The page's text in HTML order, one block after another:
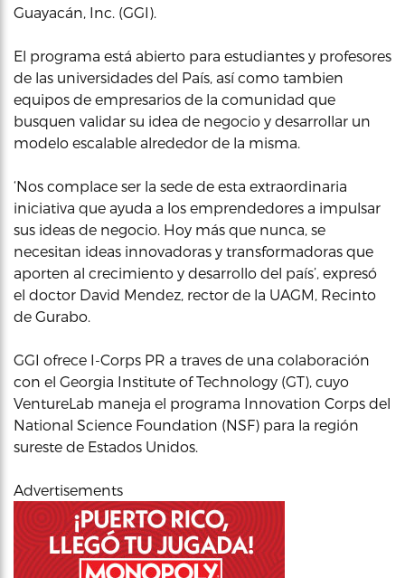
Guayacán, Inc. (GGI).
El programa está abierto para estudiantes y profesores
de las universidades del País, así como tambien
equipos de empresarios de la comunidad que
busquen validar su idea de negocio y desarrollar un
modelo escalable alrededor de la misma.
‘Nos complace ser la sede de esta extraordinaria
iniciativa que ayuda a los emprendedores a impulsar
sus ideas de negocio. Hoy más que nunca, se
necesitan ideas innovadoras y transformadoras que
aporten al crecimiento y desarrollo del país’, expresó
el doctor David Mendez, rector de la UAGM, Recinto
de Gurabo.
GGI ofrece I-Corps PR a traves de una colaboración
con el Georgia Institute of Technology (GT), cuyo
VentureLab maneja el programa Innovation Corps del
National Science Foundation (NSF) para la región
sureste de Estados Unidos.
Advertisements